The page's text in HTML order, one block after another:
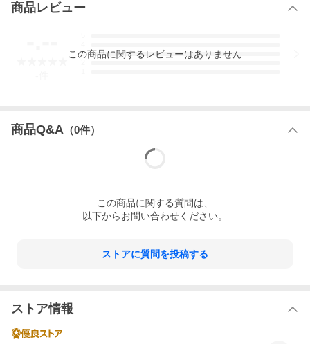
ベビービョルン ベビーカップは、パパやママが使うような「フ
タ」なしのグラスで飲む練習をするお子様に最適。人間工学に配
飲める」が楽しくなるカップです。
商品レビュー
3
この商品に関するレビューはありません
商品Q&A （0件）
この商品に関する質問は、
以下からお問い合わせください。
ストアに質問を投稿する
ストア情報